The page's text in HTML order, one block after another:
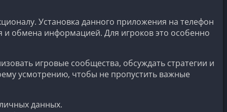
Установка данного приложения на телефон
и обмена информацией. Для игроков это особенно
игровые сообщества, обсуждать стратегии и
усмотрению, чтобы не пропустить важные
данных.